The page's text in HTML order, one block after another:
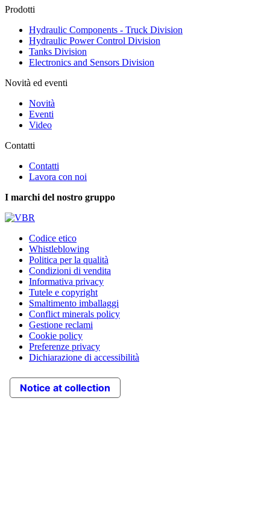
Prodotti
Hydraulic Components - Truck Division
Hydraulic Power Control Division
Tanks Division
Electronics and Sensors Division
Novità ed eventi
Novità
Eventi
Video
Contatti
Contatti
Lavora con noi
I marchi del nostro gruppo
Codice etico
Whistleblowing
Politica per la qualità
Condizioni di vendita
Informativa privacy
Tutele e copyright
Smaltimento imballaggi
Conflict minerals policy
Gestione reclami
Cookie policy
Preferenze privacy
Dichiarazione di accessibilità
Notice at collection